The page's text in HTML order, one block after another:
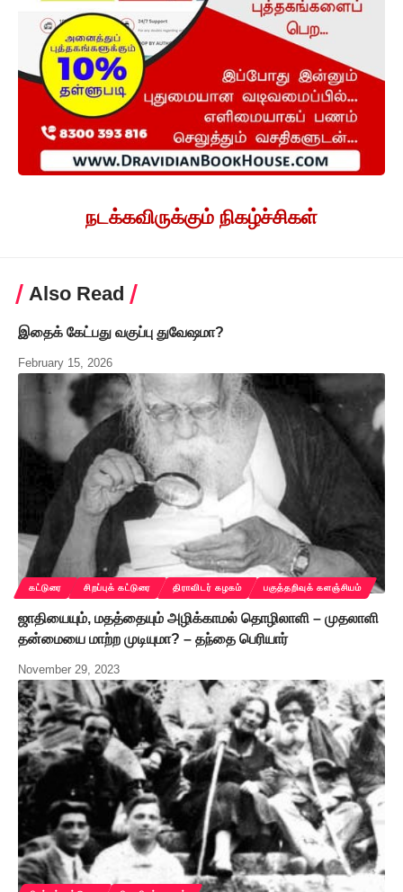
நடக்கவிருக்கும் நிகழ்ச்சிகள்
Also Read
இதைக் கேட்பது வகுப்பு துவேஷமா?
February 15, 2026
கட்டுரை சிறப்புக் கட்டுரை திராவிடர் கழகம் பகுத்தறிவுக் களஞ்சியம்
ஜாதியையும், மதத்தையும் அழிக்காமல் தொழிலாளி – முதலாளி
தன்மையை மாற்ற முடியுமா? – தந்தை பெரியார்
November 29, 2023